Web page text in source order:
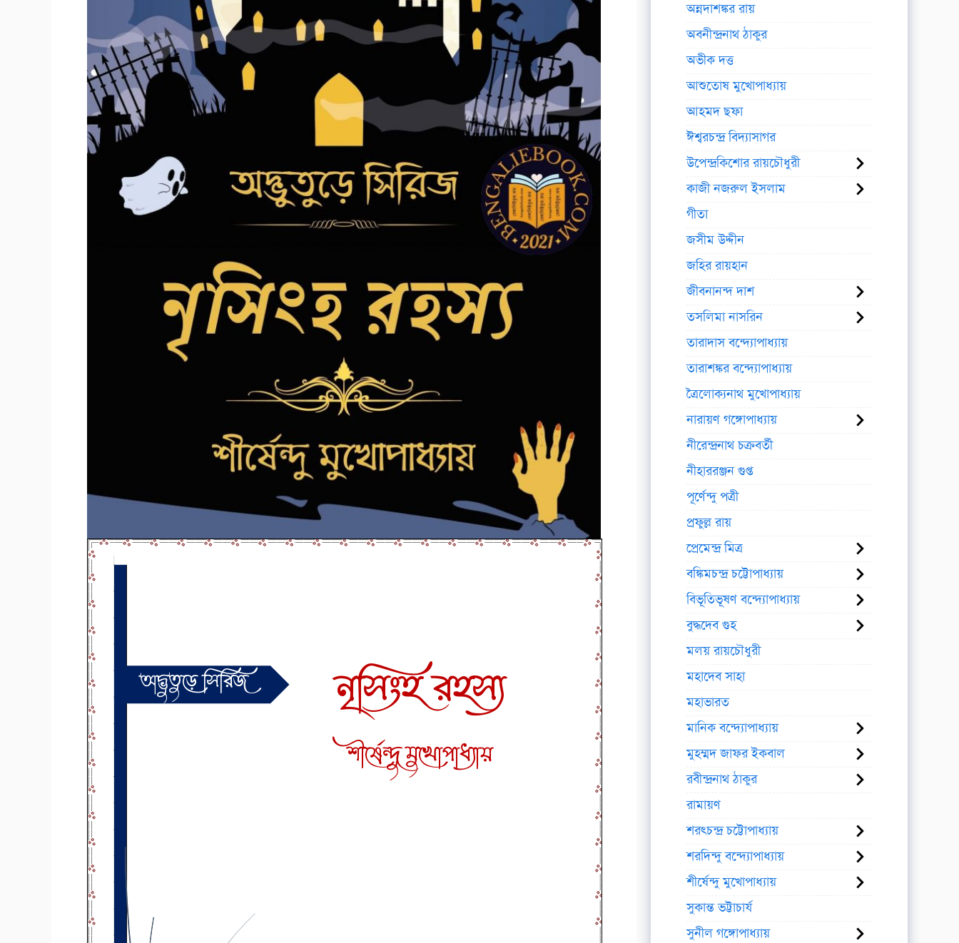
অন্নদাশঙ্কর রায়
অবনীন্দ্রনাথ ঠাকুর
অভীক দত্ত
আশুতোষ মুখোপাধ্যায়
আহমদ ছফা
ঈশ্বরচন্দ্র বিদ্যাসাগর
উপেন্দ্রকিশোর রায়চৌধুরী
কাজী নজরুল ইসলাম
গীতা
জসীম উদ্দীন
জহির রায়হান
জীবনানন্দ দাশ
তসলিমা নাসরিন
তারাদাস বন্দ্যোপাধ্যায়
তারাশঙ্কর বন্দ্যোপাধ্যায়
ত্রৈলোক্যনাথ মুখোপাধ্যায়
নারায়ণ গঙ্গোপাধ্যায়
নীরেন্দ্রনাথ চক্রবর্তী
নীহাররঞ্জন গুপ্ত
পূর্ণেন্দু পত্রী
প্রফুল্ল রায়
প্রেমেন্দ্র মিত্র
বঙ্কিমচন্দ্র চট্টোপাধ্যায়
বিভূতিভূষণ বন্দ্যোপাধ্যায়
বুদ্ধদেব গুহ
মলয় রায়চৌধুরী
মহাদেব সাহা
মহাভারত
মানিক বন্দ্যোপাধ্যায়
মুহম্মদ জাফর ইকবাল
রবীন্দ্রনাথ ঠাকুর
রামায়ণ
শরৎচন্দ্র চট্টোপাধ্যায়
শরদিন্দু বন্দ্যোপাধ্যায়
শীর্ষেন্দু মুখোপাধ্যায়
সুকান্ত ভট্টাচার্য
সুনীল গঙ্গোপাধ্যায়